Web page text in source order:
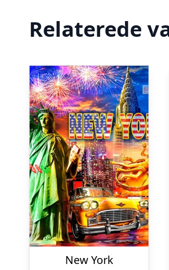
Relaterede
New York